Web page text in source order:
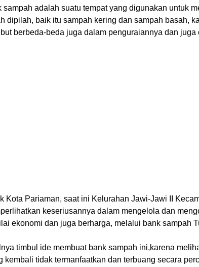
sampah adalah suatu tempat yang digunakan untuk
dipilah, baik itu sampah kering dan sampah basah,
berbeda-beda juga dalam penguraiannya dan juga
Kota Pariaman, saat ini Kelurahan Jawi-Jawi II
keseriusannya dalam mengelola dan
ekonomi dan juga berharga, melalui bank sampah
timbul ide membuat bank sampah ini,karena
kembali tidak termanfaatkan dan terbuang secara